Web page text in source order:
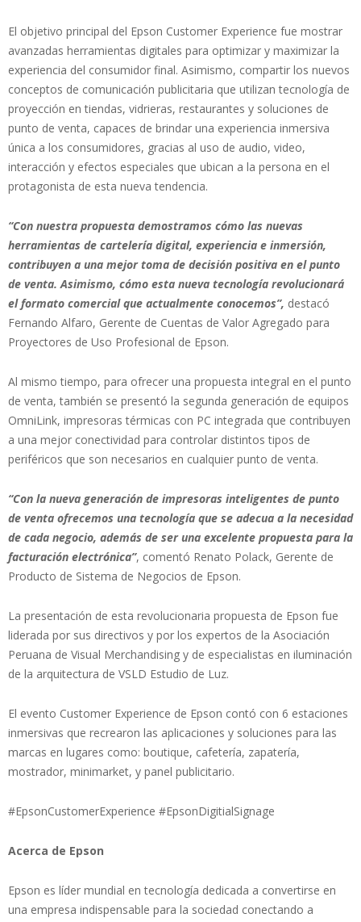
El objetivo principal del Epson Customer Experience fue mostrar
avanzadas herramientas digitales para optimizar y maximizar la
experiencia del consumidor final. Asimismo, compartir los nuevos
conceptos de comunicación publicitaria que utilizan tecnología de
proyección en tiendas, vidrieras, restaurantes y soluciones de
punto de venta, capaces de brindar una experiencia inmersiva
única a los consumidores, gracias al uso de audio, video,
interacción y efectos especiales que ubican a la persona en el
protagonista de esta nueva tendencia.
“Con nuestra propuesta demostramos cómo las nuevas
herramientas de cartelería digital, experiencia e inmersión,
contribuyen a una mejor toma de decisión positiva en el punto
de venta. Asimismo, cómo esta nueva tecnología revolucionará
el formato comercial que actualmente conocemos”, destacó
Fernando Alfaro, Gerente de Cuentas de Valor Agregado para
Proyectores de Uso Profesional de Epson.
Al mismo tiempo, para ofrecer una propuesta integral en el punto
de venta, también se presentó la segunda generación de equipos
OmniLink, impresoras térmicas con PC integrada que contribuyen
a una mejor conectividad para controlar distintos tipos de
periféricos que son necesarios en cualquier punto de venta.
“Con la nueva generación de impresoras inteligentes de punto
de venta ofrecemos una tecnología que se adecua a la necesidad
de cada negocio, además de ser una excelente propuesta para la
facturación electrónica”, comentó Renato Polack, Gerente de
Producto de Sistema de Negocios de Epson.
La presentación de esta revolucionaria propuesta de Epson fue
liderada por sus directivos y por los expertos de la Asociación
Peruana de Visual Merchandising y de especialistas en iluminación
de la arquitectura de VSLD Estudio de Luz.
El evento Customer Experience de Epson contó con 6 estaciones
inmersivas que recrearon las aplicaciones y soluciones para las
marcas en lugares como: boutique, cafetería, zapatería,
mostrador, minimarket, y panel publicitario.
#EpsonCustomerExperience #EpsonDigitialSignage
Acerca de Epson
Epson es líder mundial en tecnología dedicada a convertirse en
una empresa indispensable para la sociedad conectando a